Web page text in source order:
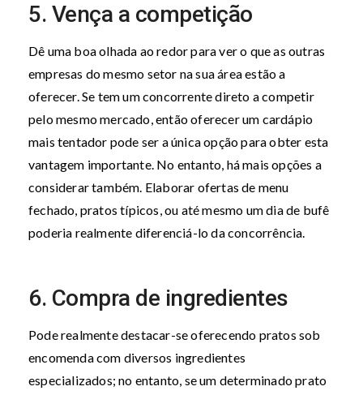
5. Vença a competição
Dê uma boa olhada ao redor para ver o que as outras
empresas do mesmo setor na sua área estão a
oferecer. Se tem um concorrente direto a competir
pelo mesmo mercado, então oferecer um cardápio
mais tentador pode ser a única opção para obter esta
vantagem importante. No entanto, há mais opções a
considerar também. Elaborar ofertas de menu
fechado, pratos típicos, ou até mesmo um dia de bufê
poderia realmente diferenciá-lo da concorrência.
6. Compra de ingredientes
Pode realmente destacar-se oferecendo pratos sob
encomenda com diversos ingredientes
especializados; no entanto, se um determinado prato